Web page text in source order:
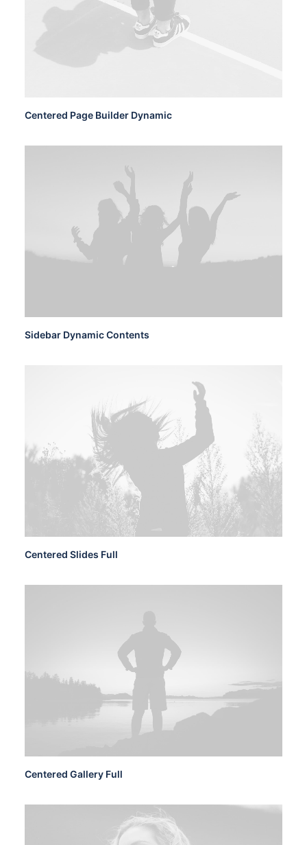
Centered Page Builder Dynamic
Sidebar Dynamic Contents
Centered Slides Full
Centered Gallery Full